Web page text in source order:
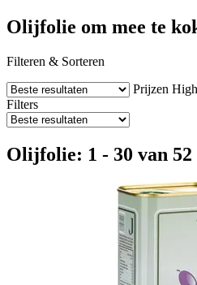
Olijfolie om mee te
Filteren & Sorteren
Prijzen
Filters
Olijfolie: 1 - 30 van